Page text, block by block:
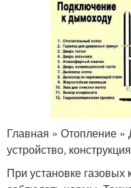
Главная » Отопление »
устройство,
При установке газовых